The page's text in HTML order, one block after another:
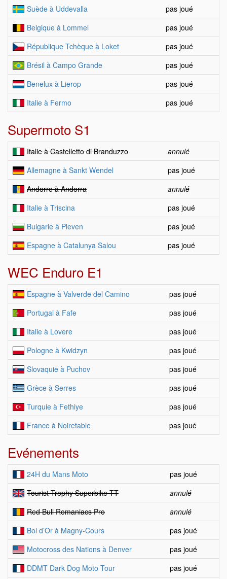
Suède à Uddevalla
pas joué
Belgique à Lommel
pas joué
République Tchèque à Loket
pas joué
Brésil à Campo Grande
pas joué
Benelux à Lierop
pas joué
Italie à Fermo
pas joué
Supermoto S1
Italie à Castelletto di Branduzzo
annulé
Allemagne à Sankt Wendel
pas joué
Andorre à Andorra
annulé
Italie à Triscina
pas joué
Bulgarie à Pleven
pas joué
Espagne à Catalunya Salou
pas joué
WEC Enduro E1
Espagne à Valverde del Camino
pas joué
Portugal à Fafe
pas joué
Italie à Lovere
pas joué
Pologne à Kwidzyn
pas joué
Slovaquie à Puchov
pas joué
Grèce à Serres
pas joué
Turquie à Fethiye
pas joué
France à Noiretable
pas joué
Evénements
24H du Mans Moto
pas joué
Tourist Trophy Superbike TT
annulé
Red Bull Romaniacs Pro
annulé
Bol d’Or à Magny-Cours
pas joué
Motocross des Nations à Denver
pas joué
DDMT Dark Dog Moto Tour
pas joué